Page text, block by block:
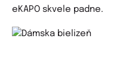
eKAPO skvele padne.